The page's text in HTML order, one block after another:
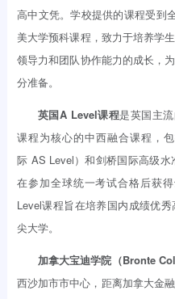
高中文凭。学校提供的课程受到
美大学预科课程，致力于培养学
领导力和团队协作能力的成长，
分准备。
英国A Level课程是英国主
课程为核心的中西融合课程，
际 AS Level）和剑桥国际高级
在参加全球统一考试合格后获
Level课程旨在培养国内成绩优
尖大学。
加拿大宝迪学院（Bronte
西沙加市市中心，距离加拿大金